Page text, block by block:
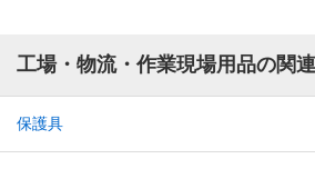
工場・物流・作業現場用品の関
保護具